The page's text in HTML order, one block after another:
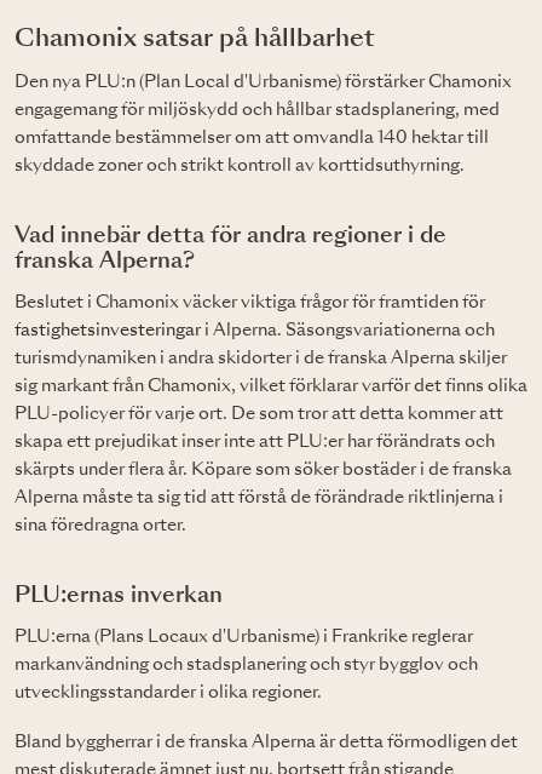
Chamonix satsar på hållbarhet
Den nya PLU:n (Plan Local d'Urbanisme) förstärker Chamonix
engagemang för miljöskydd och hållbar stadsplanering, med
omfattande bestämmelser om att omvandla 140 hektar till
skyddade zoner och strikt kontroll av korttidsuthyrning.
Vad innebär detta för andra regioner i de
franska Alperna?
Beslutet i Chamonix väcker viktiga frågor för framtiden för
fastighetsinvesteringari Alperna. Säsongsvariationerna och
turismdynamiken i andra skidorter i de franska Alperna skiljer
sig markant från Chamonix, vilket förklarar varför det finns olika
PLU-policyer för varje ort. De som tror att detta kommer att
skapa ett prejudikat inser inte att PLU:er har förändrats och
skärpts under flera år. Köpare som söker bostäder i de franska
Alperna måste ta sig tid att förstå de förändrade riktlinjerna i
sina föredragna orter.
PLU:ernas inverkan
PLU:erna (Plans Locaux d'Urbanisme) i Frankrike reglerar
markanvändning och stadsplanering och styr bygglov och
utvecklingsstandarder i olika regioner.
Bland byggherrar i de franska Alperna är detta förmodligen det
mest diskuterade ämnet just nu, bortsett från stigande